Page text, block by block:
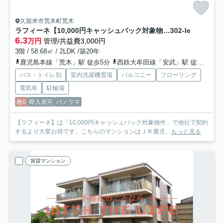
久留米市荒木町荒木
ラフィーネ【10,000円キャッシュバック対象物件】302-le
6.3万円 管理/共益費3,000円
3階 / 58.68㎡ / 2LDK /築20年
鹿児島本線「荒木」駅 徒歩5分
西鉄大牟田線「安武」駅 徒歩28分
バス・トイレ別 室内洗濯機置場 バルコニー
フローリング
電気有
駐輪場
敷0 即入居可 パノラマ
【ラフィーネ】は「10,000円キャッシュバック対象物件」で他社で契約
するより大変お得です。こちらのマンションはＪＲ鹿児... もっと見る
賃貸マンション